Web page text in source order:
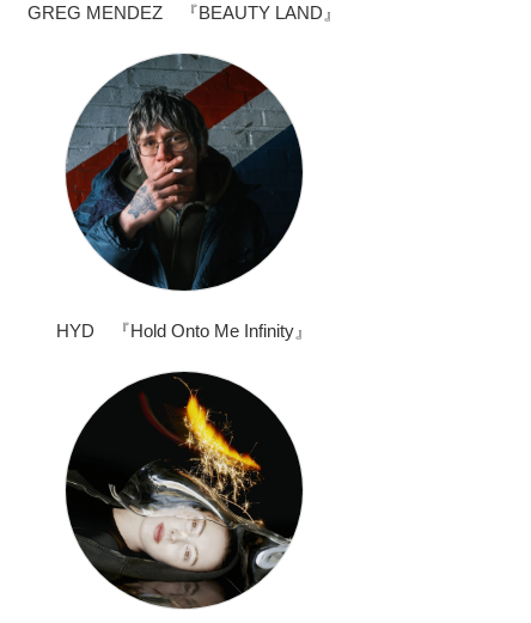
GREG MENDEZ 『BEAUTY LAND』
HYD 『Hold Onto Me Infinity』